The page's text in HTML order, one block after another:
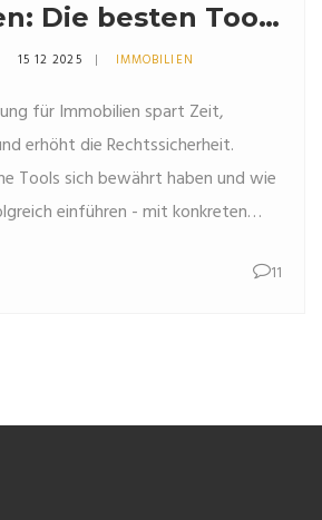
Die besten Tools
Best
15 12 2025 IMMOBILIEN
für Immobilien spart Zeit,
erhöht die Rechtssicherheit.
Tools sich bewährt haben und wie
einführen - mit konkreten
11